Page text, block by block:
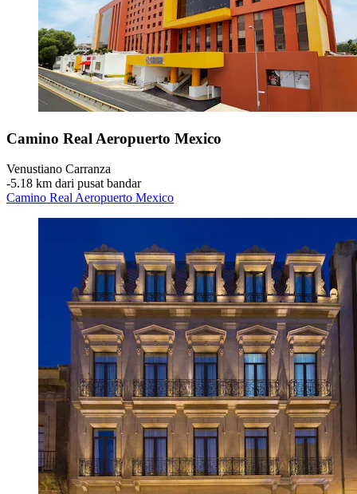
Camino Real Aeropuerto Mexico
Venustiano Carranza
‐5.18 km dari pusat bandar
Camino Real Aeropuerto Mexico